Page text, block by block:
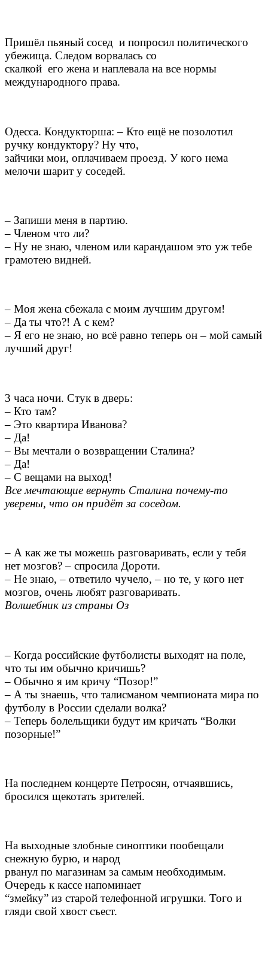
Пришёл пьяный сосед и попросил политического
убежища. Следом ворвалась со
скалкой его жена и наплевала на все нормы
международного права.
Одесса. Кондукторша: – Кто ещё не позолотил
ручку кондуктору? Ну что,
зайчики мои, оплачиваем проезд. У кого нема
мелочи шарит у соседей.
– Запиши меня в партию.
– Членом что ли?
– Ну не знаю, членом или карандашом это уж тебе
грамотею видней.
– Моя жена сбежала с моим лучшим другом!
– Да ты что?! А с кем?
– Я его не знаю, но всё равно теперь он – мой самый
лучший друг!
3 часа ночи. Стук в дверь:
– Кто там?
– Это квартира Иванова?
– Да!
– Вы мечтали о возвращении Сталина?
– Да!
– С вещами на выход!
Все мечтающие вернуть Сталина почему-то
уверены, что он придёт за соседом.
– А как же ты можешь разговаривать, если у тебя
нет мозгов? – спросила Дороти.
– Не знаю, – ответило чучело, – но те, у кого нет
мозгов, очень любят разговаривать.
Волшебник из страны Оз
– Когда российские футболисты выходят на поле,
что ты им обычно кричишь?
– Обычно я им кричу “Позор!”
– А ты знаешь, что талисманом чемпионата мира по
футболу в России сделали волка?
– Теперь болельщики будут им кричать “Волки
позорные!”
На последнем концерте Петросян, отчаявшись,
бросился щекотать зрителей.
На выходные злобные синоптики пообещали
снежную бурю, и народ
рванул по магазинам за самым необходимым.
Очередь к кассе напоминает
“змейку” из старой телефонной игрушки. Того и
гляди свой хвост съест.